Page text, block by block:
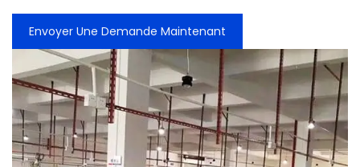
Envoyer Une Demande Maintenant